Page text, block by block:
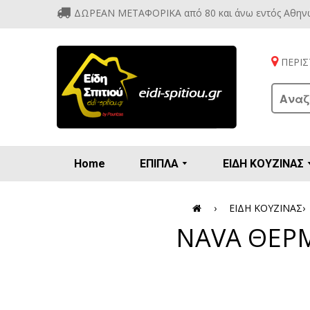
ΔΩΡΕΑΝ ΜΕΤΑΦΟΡΙΚΑ από 80 και άνω εντός
Home ΕΠΙΠΛΑ ΕΙΔΗ ΚΟΥΖΙΝΑΣ
› ΕΙΔΗ ΚΟΥΖΙΝΑΣ›
NAVA